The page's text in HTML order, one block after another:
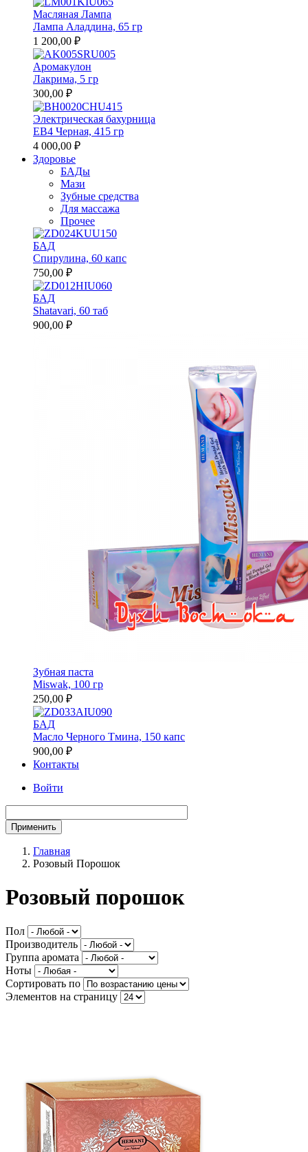
Масляная Лампа
Лампа Аладдина, 65 гр
1 200,00 ₽
Аромакулон
Лакрима, 5 гр
300,00 ₽
Электрическая бахурница
EB4 Черная, 415 гр
4 000,00 ₽
Здоровье
БАДы
Мази
Зубные средства
Для массажа
Прочее
БАД
Спирулина, 60 капс
750,00 ₽
БАД
Shatavari, 60 таб
900,00 ₽
Зубная паста
Miswak, 100 гр
250,00 ₽
БАД
Масло Черного Тмина, 150 капс
900,00 ₽
Контакты
Войти
Строка
навигации
Главная
Розовый Порошок
Розовый порошок
Пол
Производитель
Группа аромата
Ноты
Сортировать по
Элементов на страницу